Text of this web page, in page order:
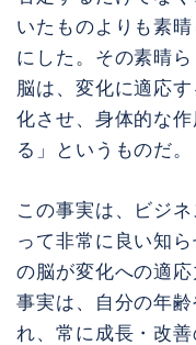
いたものよりも素
にした。その素晴
脳は、変化に適応
化させ、身体的な
る」というものだ。
この事実は、ビジ
って非常に良い知
の脳が変化への適
事実は、自分の年
れ、常に成長・改